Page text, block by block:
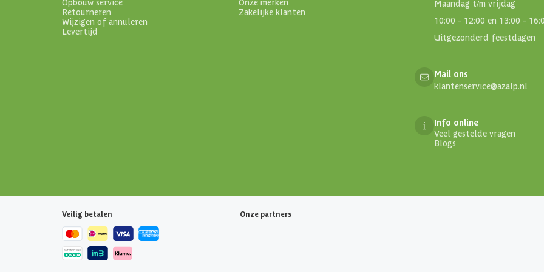
Retourneren
Wijzigen of annuleren
Levertijd
Zakelijke klanten
Maandag t/m vrijdag
10:00 - 12:00 en 13:00 -
Uitgezonderd feestdagen
Mail ons
klantenservice@azalp.nl
Info online
Veel gestelde vragen
Blogs
Veilig betalen Onze partners